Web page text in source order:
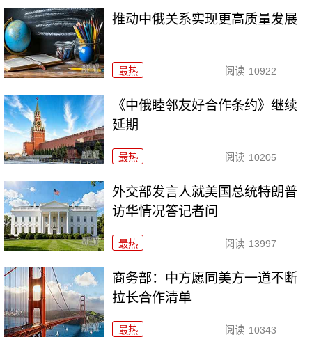
推动中俄关系实现更高质量发展
最热 阅读 10922
《中俄睦邻友好合作条约》继续
延期
最热 阅读 10205
外交部发言人就美国总统特朗普
访华情况答记者问
最热 阅读 13997
商务部：中方愿同美方一道不断
拉长合作清单
最热 阅读 10343